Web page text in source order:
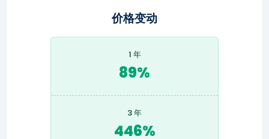
价格变动
1 年
89%
3 年
446%